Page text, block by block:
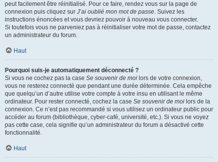
peut facilement être réinitialisé. Pour ce faire, rendez vous sur la page de
connexion puis cliquez sur J’ai oublié mon mot de passe. Suivez les
instructions énoncées et vous devriez pouvoir à nouveau vous connecter.
Si toutefois vous ne parveniez pas à réinitialiser votre mot de passe, contactez
un administrateur du forum.
Haut
Pourquoi suis-je automatiquement déconnecté ?
Si vous ne cochez pas la case Se souvenir de moi lors de votre connexion,
vous ne resterez connecté que pendant une durée déterminée. Cela empêche
que quelqu’un d’autre utilise votre compte à votre insu en utilisant le même
ordinateur. Pour rester connecté, cochez la case Se souvenir de moi lors de la
connexion. Ce n’est pas recommandé si vous utilisez un ordinateur public pour
accéder au forum (bibliothèque, cyber-café, université, etc.). Si vous ne voyez
pas cette case, cela signifie qu’un administrateur du forum a désactivé cette
fonctionnalité.
Haut